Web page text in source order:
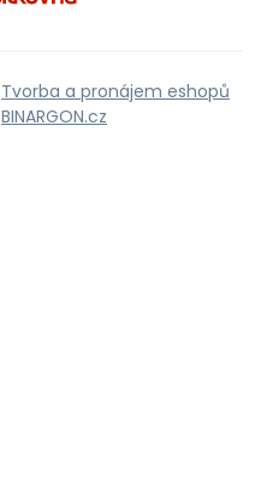
Tvorba a pronájem eshopů
BINARGON.cz